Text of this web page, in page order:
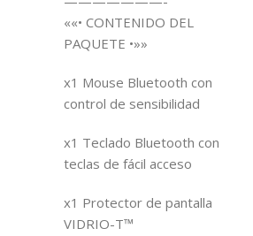
««• CONTENIDO DEL
PAQUETE •»»
x1 Mouse Bluetooth con
control de sensibilidad
x1 Teclado Bluetooth con
teclas de fácil acceso
x1 Protector de pantalla
VIDRIO-T™